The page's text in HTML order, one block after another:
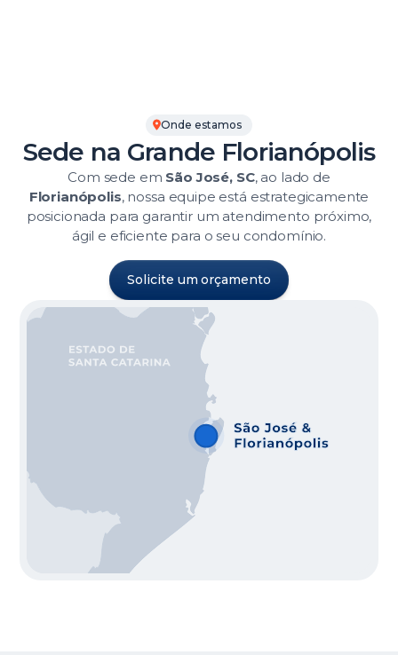
Onde estamos
Sede na Grande Florianópolis
Com sede em São José, SC, ao lado de
Florianópolis, nossa equipe está estrategicamente
posicionada para garantir um atendimento próximo,
ágil e eficiente para o seu condomínio.
Solicite um orçamento